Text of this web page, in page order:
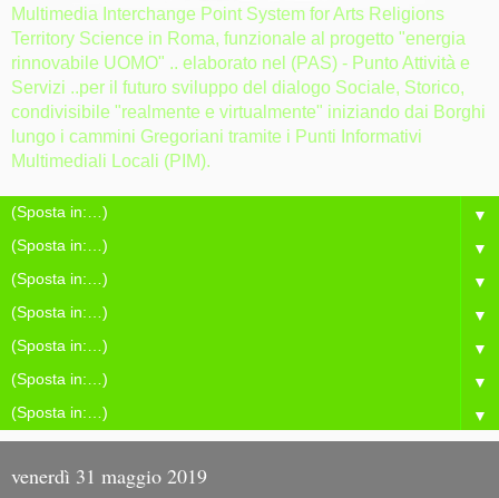
Multimedia Interchange Point System for Arts Religions
Territory Science in Roma, funzionale al progetto "energia
rinnovabile UOMO" .. elaborato nel (PAS) - Punto Attività e
Servizi ..per il futuro sviluppo del dialogo Sociale, Storico,
condivisibile "realmente e virtualmente" iniziando dai Borghi
lungo i cammini Gregoriani tramite i Punti Informativi
Multimediali Locali (PIM).
▼
▼
▼
▼
▼
▼
▼
venerdì 31 maggio 2019